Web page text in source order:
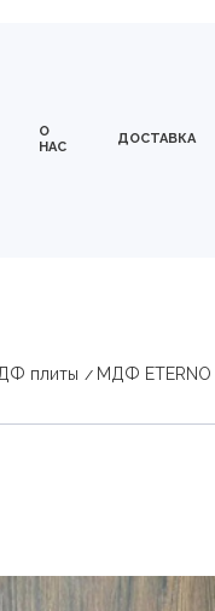
О
НАС
ДОСТАВКА
плиты МДФ ETERNO